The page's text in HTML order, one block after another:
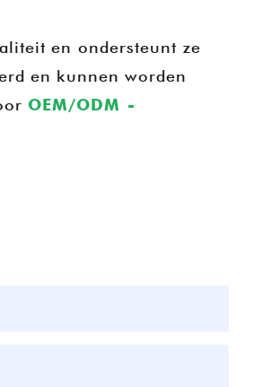
en ondersteunt ze
en kunnen worden
OEM/ODM -